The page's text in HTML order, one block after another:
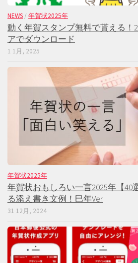
NEWS / 年賀状2025年
動く年賀スタンプ無料で貰える！
アでダウンロード
1 1月, 2025
年賀状2025年
年賀状おもしろい一言2025年【40
る添え書き文例！巳年Ver
31 12月, 2024